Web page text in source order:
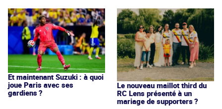
Et maintenant Suzuki : à quoi
joue Paris avec ses
gardiens ?
Le nouveau maillot third du
RC Lens présenté à un
mariage de supporters ?